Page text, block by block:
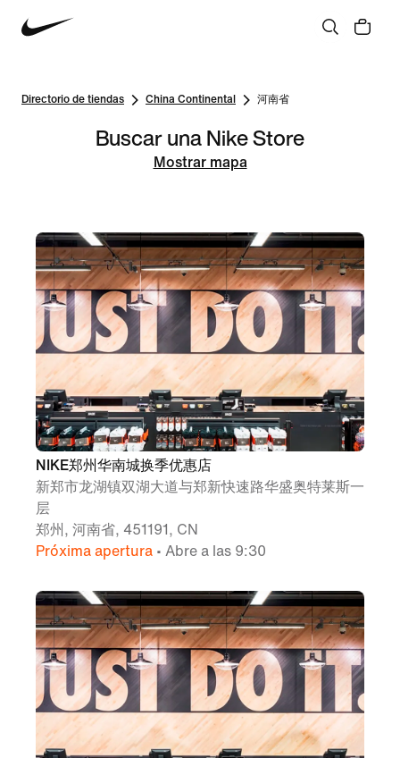
Directorio de tiendas China Continental 河南省
Buscar una Nike Store
Mostrar mapa
NIKE郑州华南城换季优惠店
新郑市龙湖镇双湖大道与郑新快速路华盛奥特莱斯一
层
郑州, 河南省, 451191, CN
Próxima apertura • Abre a las 9:30